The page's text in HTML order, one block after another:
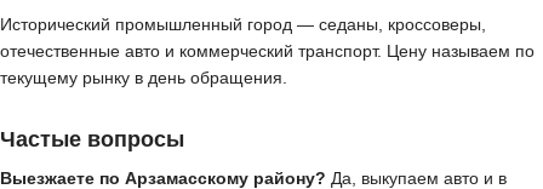
Исторический промышленный город — седаны, кроссоверы,
отечественные авто и коммерческий транспорт. Цену называем по
текущему рынку в день обращения.
Частые вопросы
Выезжаете по Арзамасскому району? Да, выкупаем авто и в